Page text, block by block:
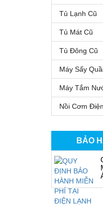
Tủ Lạnh Cũ
Tủ Mát Cũ
Tủ Đông Cũ
Máy Sấy
Máy Tắm
Nồi Cơm
BẢO